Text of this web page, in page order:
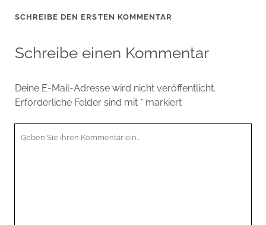
SCHREIBE DEN ERSTEN KOMMENTAR
Schreibe einen Kommentar
Deine E-Mail-Adresse wird nicht veröffentlicht.
Erforderliche Felder sind mit * markiert